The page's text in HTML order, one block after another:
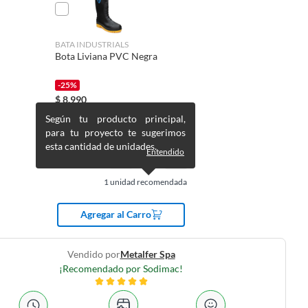
BATA INDUSTRIALS
Bota Liviana PVC Negra
-25%
$8.990
11.990
1 unidad recomendada
Según tu producto principal,
para tu proyecto te sugerimos
esta cantidad de unidades.Entendido
Agregar al Carro
Vendido porMetalfer Spa
¡Recomendado por Sodimac!